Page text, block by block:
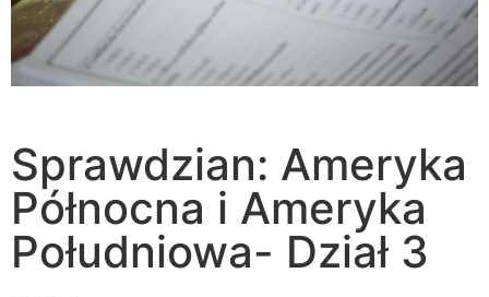
Sprawdzian: Ameryka
Północna i Ameryka
Południowa- Dział 3